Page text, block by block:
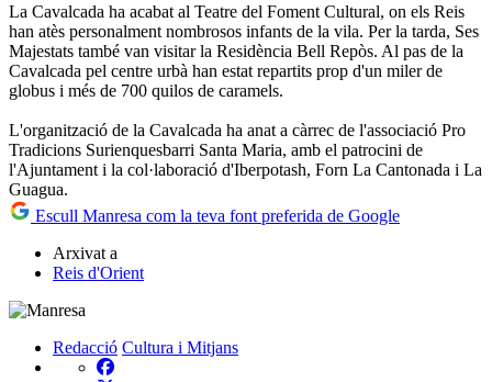
La Cavalcada ha acabat al Teatre del Foment Cultural, on els Reis
han atès personalment nombrosos infants de la vila. Per la tarda, Ses
Majestats també van visitar la Residència Bell Repòs. Al pas de la
Cavalcada pel centre urbà han estat repartits prop d'un miler de
globus i més de 700 quilos de caramels.
L'organització de la Cavalcada ha anat a càrrec de l'associació Pro
Tradicions Surienquesbarri Santa Maria, amb el patrocini de
l'Ajuntament i la col·laboració d'Iberpotash, Forn La Cantonada i La
Guagua.
Escull Manresa com la teva font preferida de Google
Arxivat a
Reis d'Orient
Redacció Cultura i Mitjans